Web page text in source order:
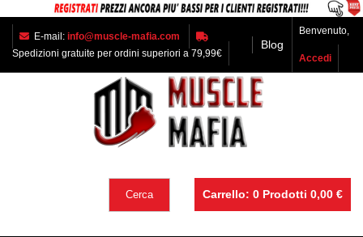
E-mail: info@muscle-mafia.com
Spedizioni gratuite per ordini superiori a 79,99€
Blog
Benvenuto,
Accedi
Carrello: 0 Prodotti 0,00 €
Cerca